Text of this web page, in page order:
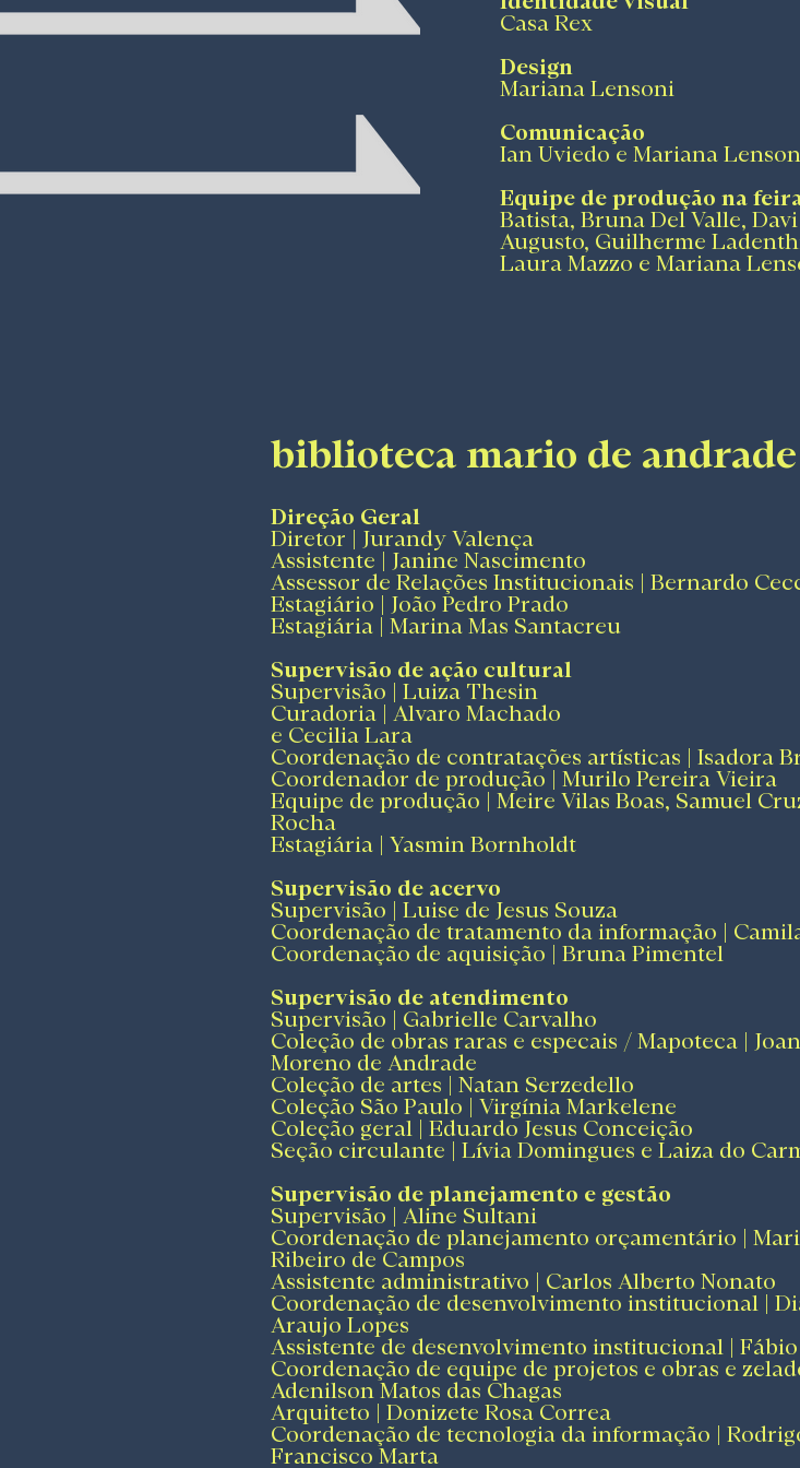
Casa Rex
Design
Mariana Lensoni
Comunicação
Ian Uviedo e Mariana
Equipe de produção na
Batista, Bruna Del Valle,
Augusto, Guilherme
Laura Mazzo e Mariana
biblioteca mario de andrade
Direção Geral
Diretor | Jurandy Valença
Assistente | Janine Nascimento
Assessor de Relações Institucionais | Bernardo
Estagiário | João Pedro Prado
Estagiária | Marina Mas Santacreu
Supervisão de ação cultural
Supervisão | Luiza Thesin
Curadoria | Alvaro Machado
e Cecilia Lara
Coordenação de contratações artísticas | Isadora
Coordenador de produção | Murilo Pereira Vieira
Equipe de produção | Meire Vilas Boas, Samuel
Rocha
Estagiária | Yasmin Bornholdt
Supervisão de acervo
Supervisão | Luise de Jesus Souza
Coordenação de tratamento da informação |
Coordenação de aquisição | Bruna Pimentel
Supervisão de atendimento
Supervisão | Gabrielle Carvalho
Coleção de obras raras e especais / Mapoteca |
Moreno de Andrade
Coleção de artes | Natan Serzedello
Coleção São Paulo | Virgínia Markelene
Coleção geral | Eduardo Jesus Conceição
Seção circulante | Lívia Domingues e Laiza do
Supervisão de planejamento e gestão​
Supervisão | Aline Sultani
Coordenação de planejamento orçamentário |
Ribeiro de Campos
Assistente administrativo | Carlos Alberto Nonato
Coordenação de desenvolvimento institucional |
Araujo Lopes
Assistente de desenvolvimento institucional |
Coordenação de equipe de projetos e obras e
Adenilson Matos das Chagas
Arquiteto | Donizete Rosa Correa
Coordenação de tecnologia da informação |
Francisco Marta